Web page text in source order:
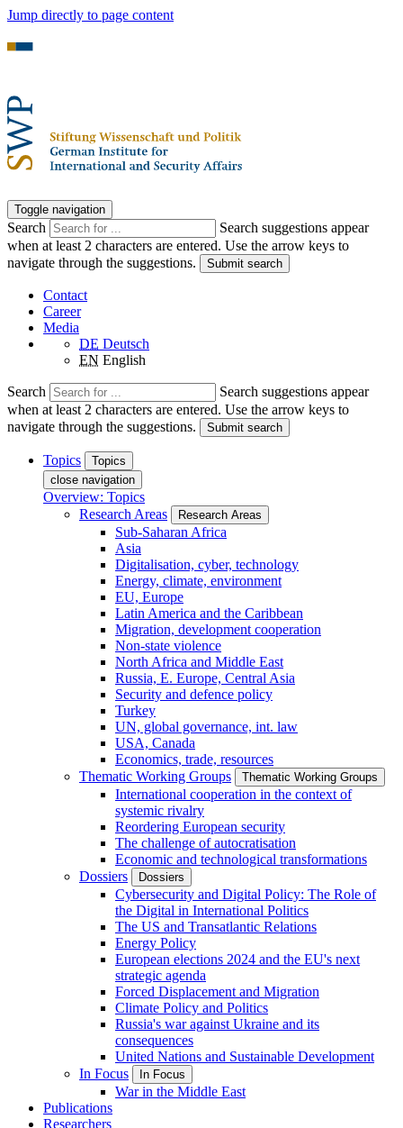
Jump directly to page content
Toggle navigation
Search
Search suggestions appear
when at least 2 characters are entered. Use the arrow keys to
navigate through the suggestions.
Submit search
Contact
Career
Media
DE Deutsch
EN English
Search
Search suggestions appear
when at least 2 characters are entered. Use the arrow keys to
navigate through the suggestions.
Submit search
Topics
Topics
close navigation
Overview: Topics
Research Areas
Research Areas
Sub-Saharan Africa
Asia
Digitalisation, cyber, technology
Energy, climate, environment
EU, Europe
Latin America and the Caribbean
Migration, development cooperation
Non-state violence
North Africa and Middle East
Russia, E. Europe, Central Asia
Security and defence policy
Turkey
UN, global governance, int. law
USA, Canada
Economics, trade, resources
Thematic Working Groups
Thematic Working Groups
International cooperation in the context of
systemic rivalry
Reordering European security
The challenge of autocratisation
Economic and technological transformations
Dossiers
Dossiers
Cybersecurity and Digital Policy: The Role of
the Digital in International Politics
The US and Transatlantic Relations
Energy Policy
European elections 2024 and the EU's next
strategic agenda
Forced Displacement and Migration
Climate Policy and Politics
Russia's war against Ukraine and its
consequences
United Nations and Sustainable Development
In Focus
In Focus
War in the Middle East
Publications
Researchers